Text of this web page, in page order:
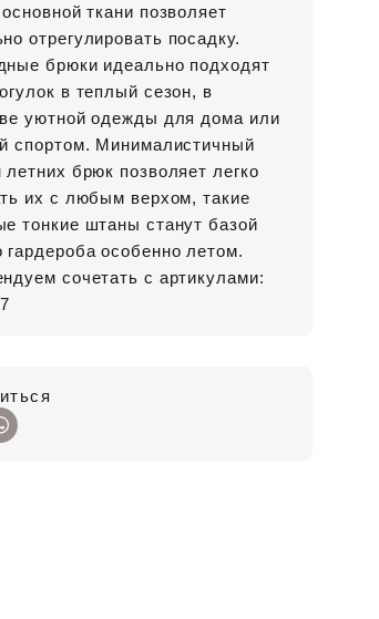
ткани позволяет
отрегулировать посадку.
брюки идеально подходят
в теплый сезон, в
уютной одежды для дома или
спортом. Минималистичный
летних брюк позволяет легко
их с любым верхом, такие
тонкие штаны станут базой
гардероба особенно летом.
сочетать с артикулами: